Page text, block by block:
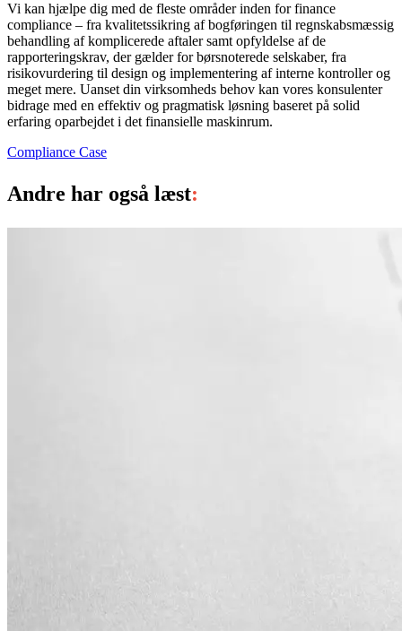
Vi kan hjælpe dig med de fleste områder inden for finance
compliance – fra kvalitetssikring af bogføringen til regnskabsmæssig
behandling af komplicerede aftaler samt opfyldelse af de
rapporteringskrav, der gælder for børsnoterede selskaber, fra
risikovurdering til design og implementering af interne kontroller og
meget mere. Uanset din virksomheds behov kan vores konsulenter
bidrage med en effektiv og pragmatisk løsning baseret på solid
erfaring oparbejdet i det finansielle maskinrum.
Compliance Case
Andre har også læst: